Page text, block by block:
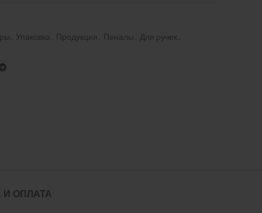
Упаковка Продукция Пеналы Для ручек
ОПЛАТА